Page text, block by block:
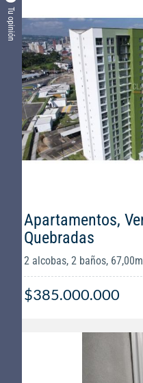
Tu opinión
Apartamentos,
Quebradas
2 alcobas, 2 baños,
$385.000.000